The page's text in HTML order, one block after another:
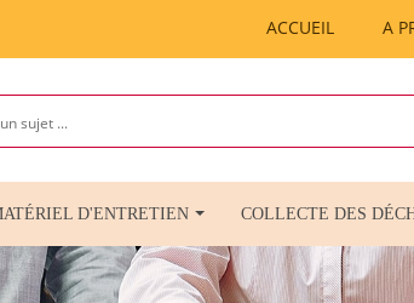
ACCUEIL A
D'ENTRETIEN COLLECTE DES